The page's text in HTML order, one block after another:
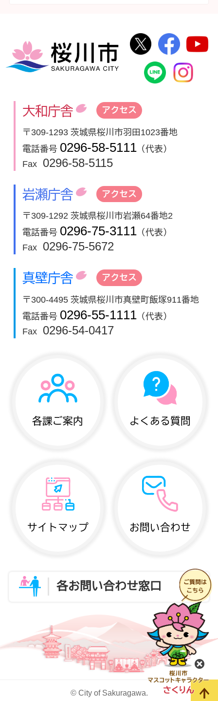
桜川市
桜川市公式
桜川
桜川市公
大和庁舎 アクセス
〒309-1293 茨城県桜川市羽田1023番地
電話番号 0296-58-5111 （代表）
Fax
0296-58-5115
岩瀬庁舎 アクセス
〒309-1292 茨城県桜川市岩瀬64番地2
電話番号 0296-75-3111 （代表）
Fax
0296-75-5672
真壁庁舎 アクセス
〒300-4495 茨城県桜川市真壁町飯塚911番地
電話番号 0296-55-1111 （代表）
Fax
0296-54-0417
各課ご案内 よくある質問
サイトマップ お問い合わせ
各お問い合わせ窓口
© City of Sakuragawa.